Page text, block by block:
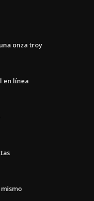
onza troy
en línea